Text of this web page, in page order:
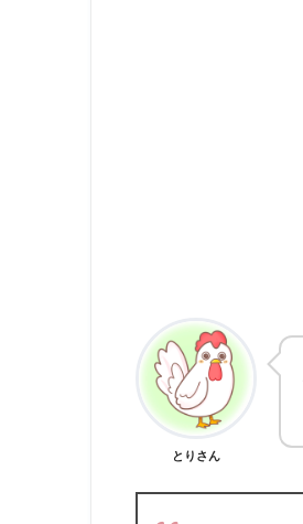
とりさん